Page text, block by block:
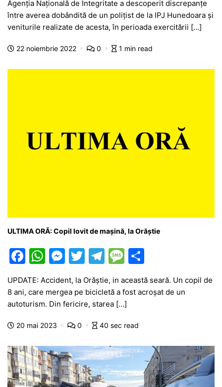
c
e
b
o
o
at
s
A
p
p
s
s
e
g
itt
er
e
gr
a
m
s
s
a
e
ta
je
a
z
ă
Agenția Națională de Integritate a descoperit discrepanțe
între averea dobândită de un polițist de la IPJ Hunedoara și
veniturile realizate de acesta, în perioada exercitării […]
22 noiembrie 2022 0 1 min read
ULTIMA ORĂ: Copil lovit de mașină, la Orăștie
F
c
e
b
o
o
k
W
at
s
A
p
p
M
s
s
e
n
g
er
T
itt
er
T
e
gr
a
m
M
s
s
a
g
e
ta
je
ă
UPDATE: Accident, la Orăștie, in această seară. Un copil de
8 ani, care mergea pe bicicletă a fost acroșat de un
autoturism. Din fericire, starea […]
20 mai 2023 0 40 sec read